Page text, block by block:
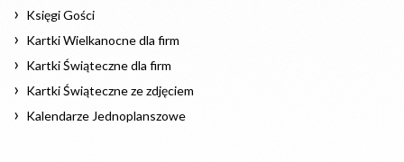
Księgi Gości
Kartki Wielkanocne dla firm
Kartki Świąteczne dla firm
Kartki Świąteczne ze zdjęciem
Kalendarze Jednoplanszowe